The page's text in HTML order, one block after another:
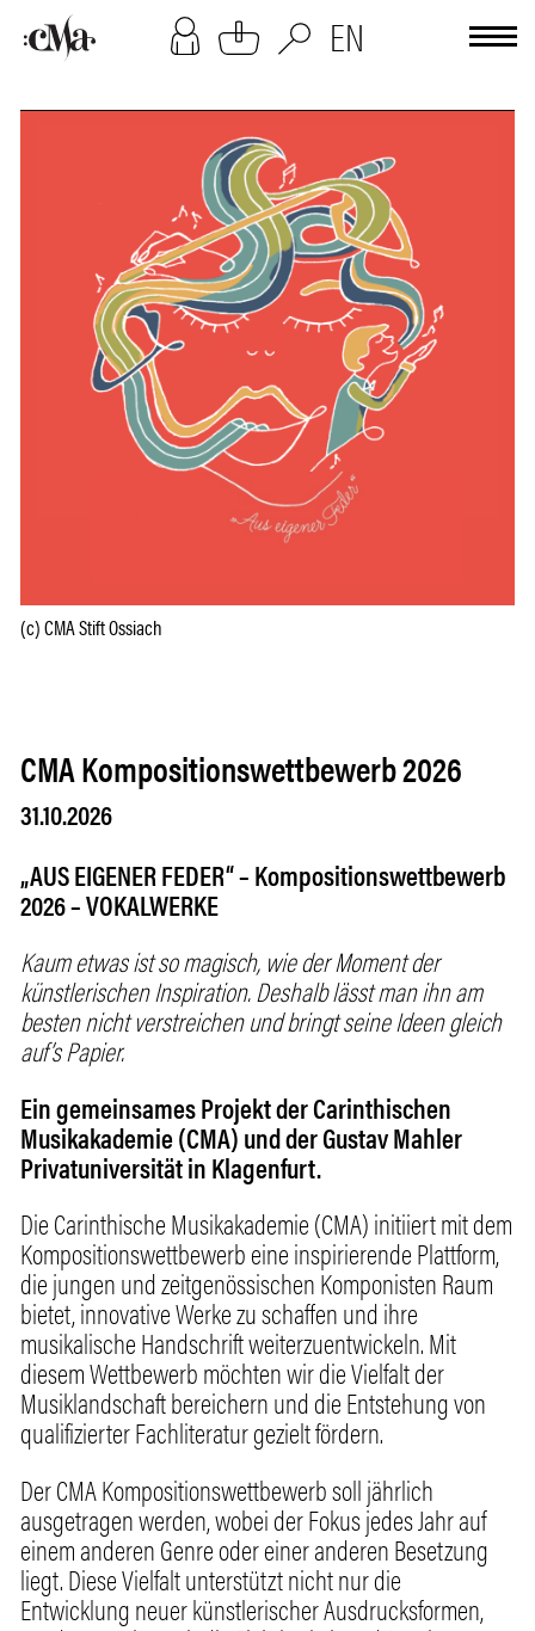
EN
[cookies-overlay]
(c) CMA Stift Ossiach
CMA Kompositionswettbewerb 2026
31.10.2026
„AUS EIGENER FEDER“ – Kompositionswettbewerb
2026 – VOKALWERKE
Kaum etwas ist so magisch, wie der Moment der
künstlerischen Inspiration. Deshalb lässt man ihn am
besten nicht verstreichen und bringt seine Ideen gleich
auf’s Papier.
Ein gemeinsames Projekt der Carinthischen
Musikakademie (CMA) und der Gustav Mahler
Privatuniversität in Klagenfurt.
Die Carinthische Musikakademie (CMA) initiiert mit dem
Kompositionswettbewerb eine inspirierende Plattform,
die jungen und zeitgenössischen Komponisten Raum
bietet, innovative Werke zu schaffen und ihre
musikalische Handschrift weiterzuentwickeln. Mit
diesem Wettbewerb möchten wir die Vielfalt der
Musiklandschaft bereichern und die Entstehung von
qualifizierter Fachliteratur gezielt fördern.
Der CMA Kompositionswettbewerb soll jährlich
ausgetragen werden, wobei der Fokus jedes Jahr auf
einem anderen Genre oder einer anderen Besetzung
liegt. Diese Vielfalt unterstützt nicht nur die
Entwicklung neuer künstlerischer Ausdrucksformen,